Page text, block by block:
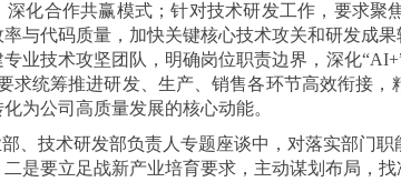
化合作共赢模式；针对技术研发工作，要求
与代码质量，加快关键核心技术攻关和研发成
业技术攻坚团队，明确岗位职责边界，深化
求统筹推进研发、生产、销售各环节高效衔接
为公司高质量发展的核心动能。
、技术研发部负责人专题座谈中，对落实部门
是要立足战新产业培育要求，主动谋划布局，